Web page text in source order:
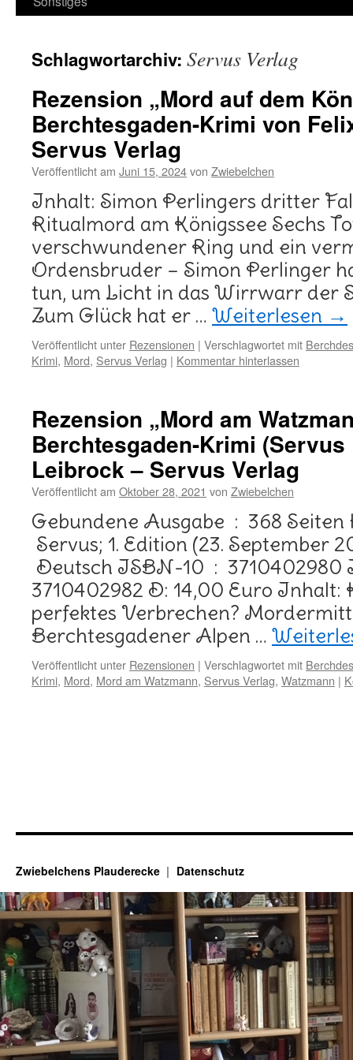
Schlagwortarchiv: Servus Verlag
Rezension „Mord auf dem
Berchtesgaden-Krimi von
Servus Verlag
Veröffentlicht am Juni 15, 2024von Zwiebelchen
Inhalt: Simon Perlingers dritter
Ritualmord am Königssee Sechs
verschwundener Ring und ein
Ordensbruder – Simon Perlinger
tun, um Licht in das Wirrwarr der
Zum Glück hat er … Weiterlesen →
Veröffentlicht unter Rezensionen | Verschlagwortet mit
Krimi, Mord, Servus Verlag | Kommentar hinterlassen
Rezension „Mord am
Berchtesgaden-Krimi
Leibrock – Servus Verlag
Veröffentlicht am Oktober 28, 2021 von Zwiebelchen
Gebundene Ausgabe ‏ : ‎ 368 Seiten Herausgeber ‏ :
Servus; 1. Edition (23. September
‎ Deutsch ISBN-10 ‏ : ‎ 3710402980 ISBN-13 ‏ : ‎ 978-
3710402982 D: 14,00 Euro
perfektes Verbrechen?
Berchtesgadener Alpen …
Veröffentlicht unter Rezensionen | Verschlagwortet mit
Krimi, Mord, Mord am Watzmann, Servus Verlag, Watzmann |
Zwiebelchens Plauderecke Datenschutz